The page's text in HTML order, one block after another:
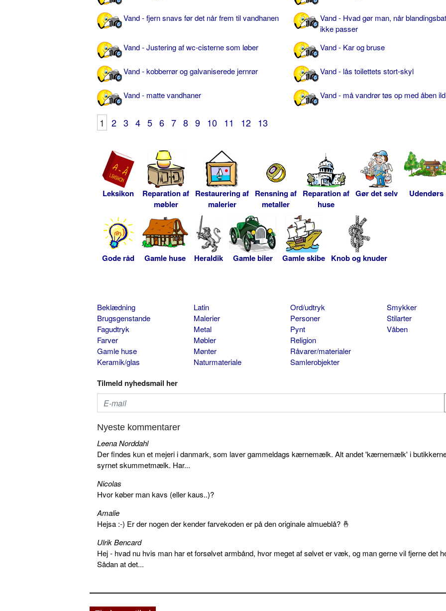
Vand - fjern snavs før det når frem til vandhanen
Vand - Hvad gør man, når
ikke passer
Vand - Justering af wc-cisterne som løber
Vand - Kar og bruse
Vand - kobberrør og galvaniserede jernrør Vand - lås toilettets stort-skyl
Vand - matte vandhaner Vand - må vandrør tøs op med åben ild
1 2 3 4 5 6 7 8 9 10 11 12 13
Leksikon
Reparation af
møbler
Restaurering af
malerier
Rensning af
metaller
Reparation af
huse
Gør det selv Udendørs
Gode råd Gamle huse Heraldik Gamle biler Gamle skibe Knob og knuder
Beklædning
Brugsgenstande
Fagudtryk
Farver
Gamle huse
Keramik/glas
Latin
Malerier
Metal
Møbler
Mønter
Naturmateriale
Ord/udtryk
Personer
Pynt
Religion
Råvarer/materialer
Samlerobjekter
Smykker
Stilarter
Våben
Tilmeld nyhedsmail her
Nyeste kommentarer
Leena Norddahl
Der findes kun et mejeri i danmark, som laver gammeldags kærnemælk. Alt andet 'kærnemælk' i
syrnet skummetmælk. Har...
Nicolas
Hvor køber man kavs (eller kaus..)?
Amalie
Hejsa :-) Er der nogen der kender farvekoden er på den originale almueblå? 🤞
Ulrik Bencard
Hej - hvad nu hvis man har et forsølvet armbånd, hvor meget af sølvet er væk, og man gerne vil fjerne det
Sådan at det...